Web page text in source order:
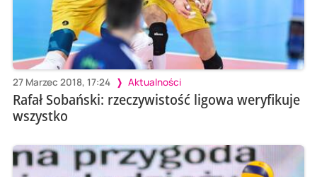
27 Marzec 2018, 17:24 Aktualności
Rafał Sobański: rzeczywistość ligowa weryfikuje
wszystko